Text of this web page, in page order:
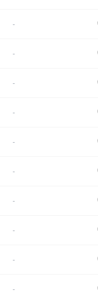
-
-
-
-
-
-
-
-
-
-